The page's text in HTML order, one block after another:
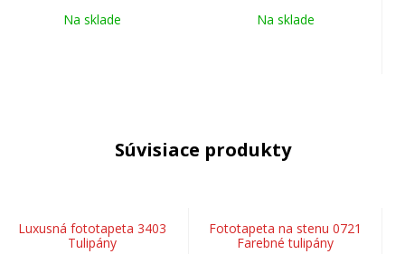
Na sklade Na sklade
Súvisiace produkty
Luxusná fototapeta 3403
Tulipány
Fototapeta na stenu 0721
Farebné tulipány